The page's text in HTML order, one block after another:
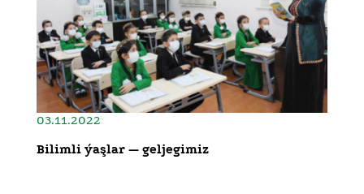
03.11.2022
Bilimli ýaşlar — geljegimiz